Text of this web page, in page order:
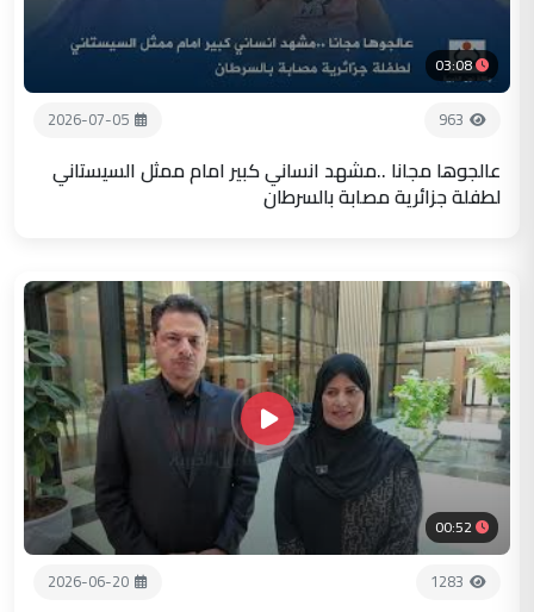
03:08
963
2026-07-05
عالجوها مجانا ..مشهد انساني كبير امام ممثل السيستاني
لطفلة جزائرية مصابة بالسرطان
00:52
1283
2026-06-20